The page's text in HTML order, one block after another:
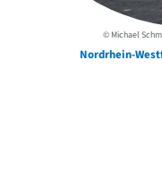
© Michael
Nordrhein-